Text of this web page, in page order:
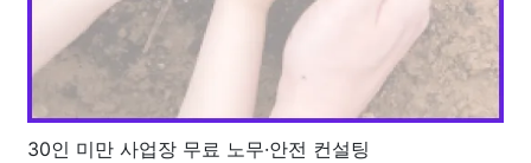
30인 미만 사업장 무료 노무·안전 컨설팅